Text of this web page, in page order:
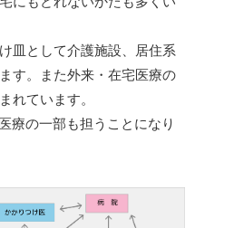
皿として介護施設、居住系
す。また外来・在宅医療の
れています。
療の一部も担うことになり